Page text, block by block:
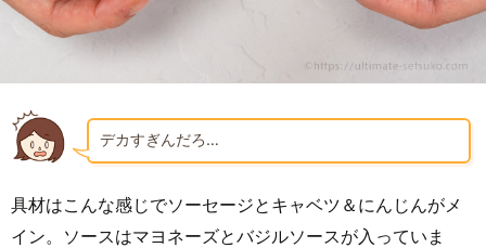
デカすぎんだろ…
具材はこんな感じでソーセージとキャベツ＆にんじんがメ
イン。ソースはマヨネーズとバジルソースが入っていま